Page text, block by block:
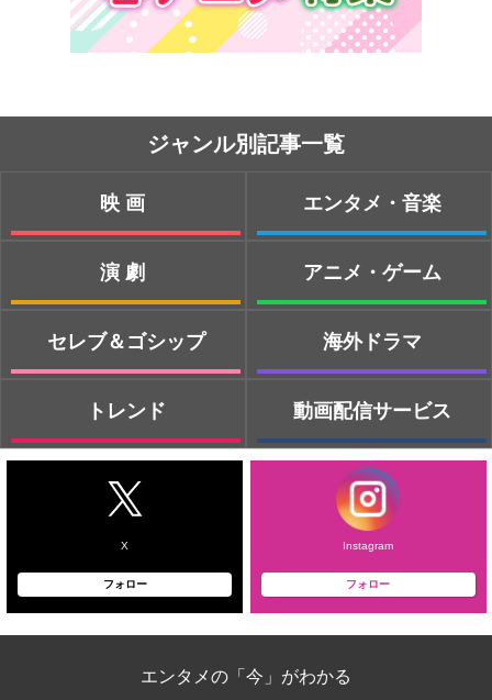
ジャンル別記事一覧
映画
演劇
セレブ＆ゴシップ
トレンド
エンタメ・音楽
アニメ・ゲーム
海外ドラマ
動画配信サービス
X
フォロー
Instagram
フォロー
エンタメの「今」がわかる